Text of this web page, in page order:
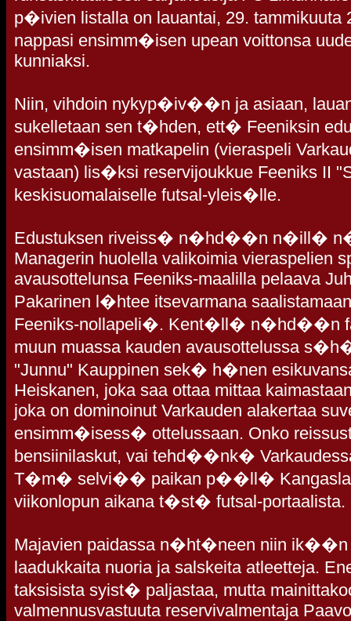
p�ivien listalla on lauantai, 29. tammikuuta
nappasi ensimm�isen upean voittonsa
kunniaksi.
Niin, vihdoin nykyp�iv��n ja asiaan,
sukelletaan sen t�hden, ett� Feeniksin
ensimm�isen matkapelin (vieraspeli
vastaan) lis�ksi reservijoukkue Feeniks II
keskisuomalaiselle futsal-yleis�lle.
Edustuksen riveiss� n�hd��n n�ill�
Managerin huolella valikoimia vieraspelien
avausottelunsa Feeniks-maalilla pelaava
Pakarinen l�htee itsevarmana
Feeniks-nollapeli�. Kent�ll� n�hd��n
muun muassa kauden avausottelussa
"Junnu" Kauppinen sek� h�nen
Heiskanen, joka saa ottaa mittaa
joka on dominoinut Varkauden alakertaa
ensimm�isess� ottelussaan. Onko
bensiinilaskut, vai tehd��nk�
T�m� selvi�� paikan p��ll�
viikonlopun aikana t�st� futsal-portaalista.
Majavien paidassa n�ht�neen niin
laadukkaita nuoria ja salskeita atleetteja.
taksisista syist� paljastaa, mutta
valmennusvastuuta reservivalmentaja